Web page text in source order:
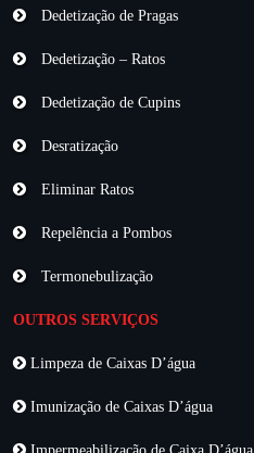
Dedetização de Pragas
Dedetização – Ratos
Dedetização de Cupins
Desratização
Eliminar Ratos
Repelência a Pombos
Termonebulização
OUTROS SERVIÇOS
Limpeza de Caixas D’água
Imunização de Caixas D’água